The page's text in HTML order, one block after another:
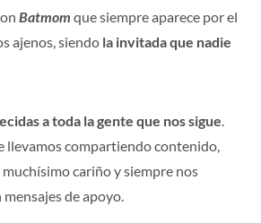
Batmom que siempre aparece por el
ajenos, siendo la invitada que nadie
a toda la gente que nos sigue.
llevamos compartiendo contenido,
cariño y siempre nos
de apoyo.